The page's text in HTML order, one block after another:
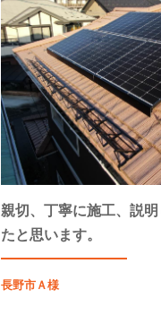
親切、丁寧に施工、説明
たと思います。
長野市Ａ様